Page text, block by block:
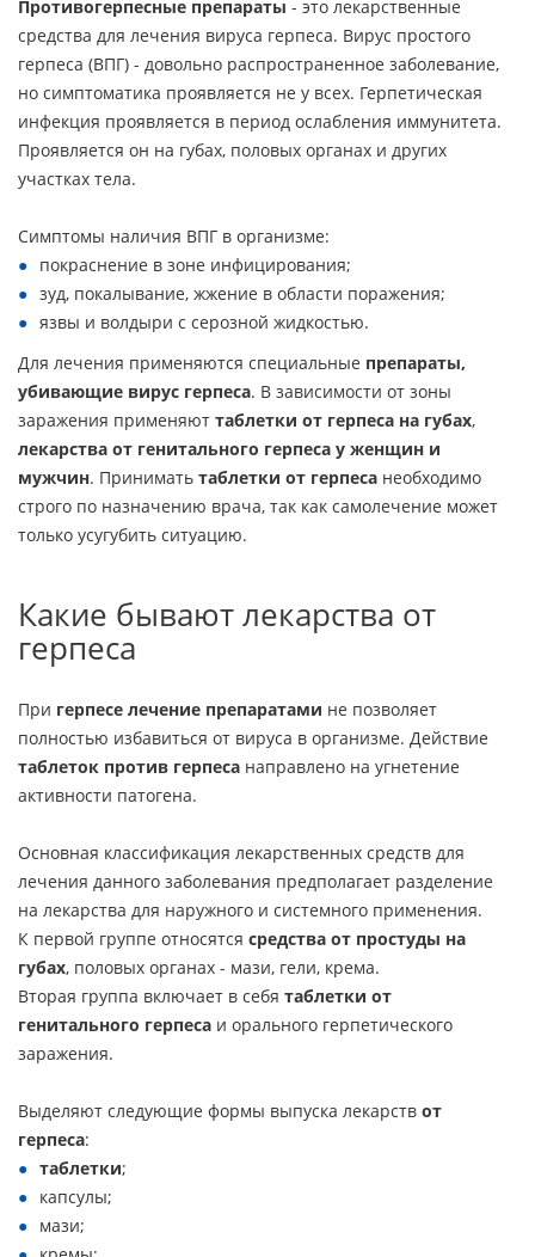
Противогерпесные препараты - это лекарственные
средства для лечения вируса герпеса. Вирус простого
герпеса (ВПГ) - довольно распространенное заболевание,
но симптоматика проявляется не у всех. Герпетическая
инфекция проявляется в период ослабления иммунитета.
Проявляется он на губах, половых органах и других
участках тела.
Симптомы наличия ВПГ в организме:
покраснение в зоне инфицирования;
зуд, покалывание, жжение в области поражения;
язвы и волдыри с серозной жидкостью.
Для лечения применяются специальные препараты,
убивающие вирус герпеса. В зависимости от зоны
заражения применяют таблетки от герпеса на губах,
лекарства от генитального герпеса у женщин и
мужчин. Принимать таблетки от герпеса необходимо
строго по назначению врача, так как самолечение может
только усугубить ситуацию.
Какие бывают лекарства от
герпеса
При герпесе лечение препаратами не позволяет
полностью избавиться от вируса в организме. Действие
таблеток против герпеса направлено на угнетение
активности патогена.
Основная классификация лекарственных средств для
лечения данного заболевания предполагает разделение
на лекарства для наружного и системного применения.
К первой группе относятся средства от простуды на
губах, половых органах - мази, гели, крема.
Вторая группа включает в себя таблетки от
генитального герпеса и орального герпетического
заражения.
Выделяют следующие формы выпуска лекарств от
герпеса:
таблетки;
капсулы;
мази;